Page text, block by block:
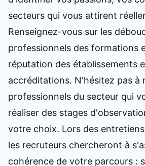
secteurs qui vous attirent
Renseignez-vous sur les
professionnels des formations
réputation des établissements
accréditations. N'hésitez pas à
professionnels du secteur qui
réaliser des stages
votre choix. Lors des
les recruteurs chercheront à
cohérence de votre parcours :